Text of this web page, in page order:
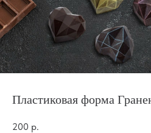
Пластиковая форма
200 р.